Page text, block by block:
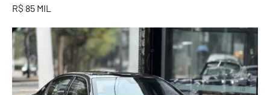
R$ 85 MIL